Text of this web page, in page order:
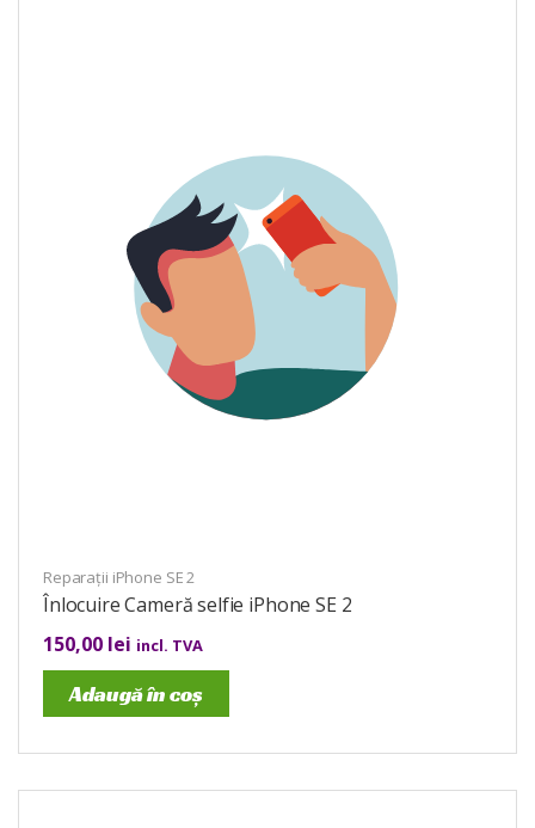
Reparații iPhone SE 2
Înlocuire Cameră selfie iPhone SE 2
150,00 lei incl. TVA
Adaugă în coș